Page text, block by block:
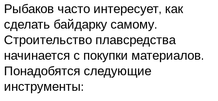
Рыбаков часто интересует, как
сделать байдарку самому.
Строительство плавсредства
начинается с покупки материалов.
Понадобятся следующие
инструменты: